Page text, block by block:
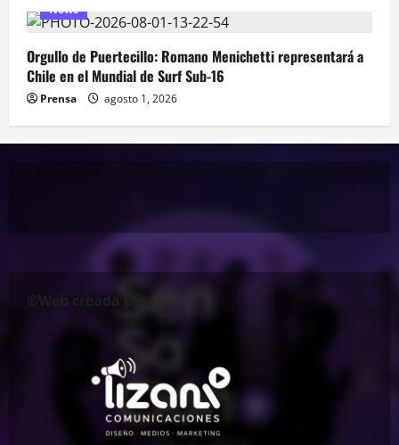
News
Orgullo de Puertecillo: Romano Menichetti representará a
Chile en el Mundial de Surf Sub-16
Prensa agosto 1, 2026
®Web creada por: